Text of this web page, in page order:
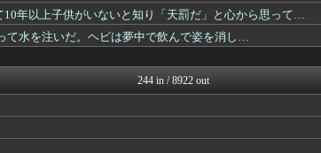
年以上子供がいないと知り「天罰だ」と心から思って…
て水を注いだ。ヘビは夢中で飲んで姿を消し…
244 in / 8922 out